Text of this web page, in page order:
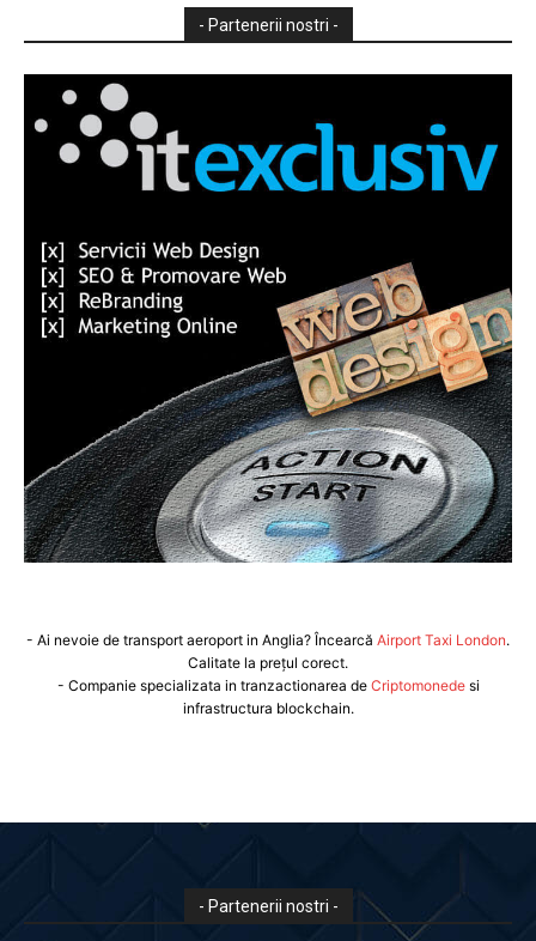
- Partenerii nostri -
- Ai nevoie de transport aeroport in Anglia? Încearcă Airport Taxi London.
Calitate la prețul corect.
- Companie specializata in tranzactionarea de Criptomonedesi
infrastructura blockchain.
- Partenerii nostri -